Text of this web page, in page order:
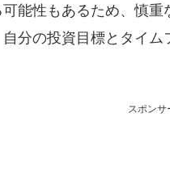
能性もあるため、慎
分の投資目標とタイ
スポンサ